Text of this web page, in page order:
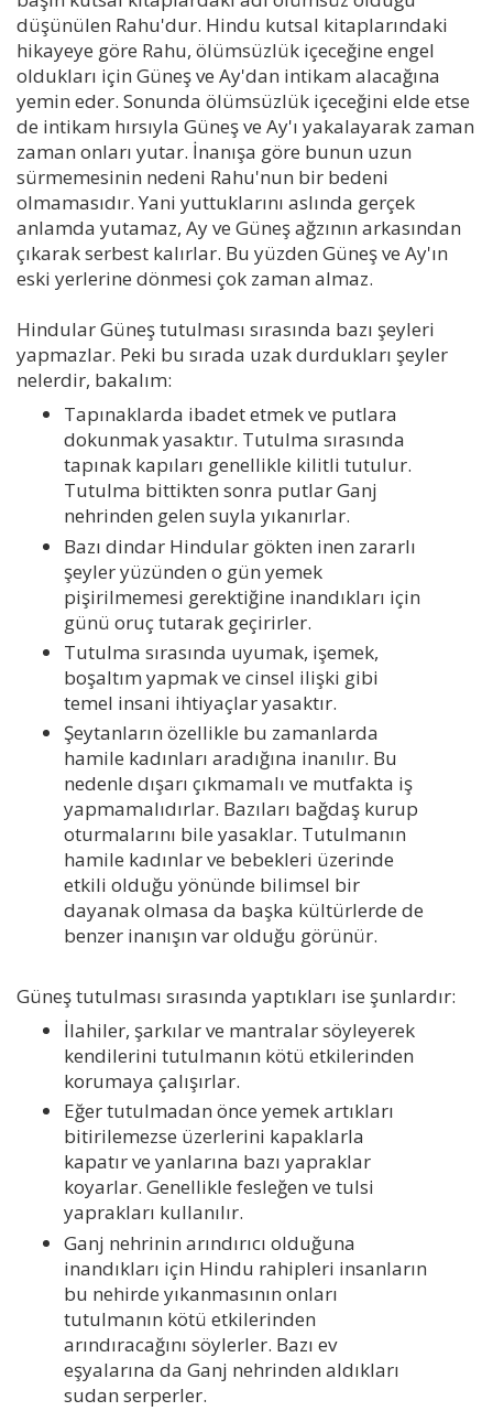
düşünülen Rahu'dur. Hindu kutsal kitaplarındaki
hikayeye göre Rahu, ölümsüzlük içeceğine engel
oldukları için Güneş ve Ay'dan intikam alacağına
yemin eder. Sonunda ölümsüzlük içeceğini elde etse
de intikam hırsıyla Güneş ve Ay'ı yakalayarak zaman
zaman onları yutar. İnanışa göre bunun uzun
sürmemesinin nedeni Rahu'nun bir bedeni
olmamasıdır. Yani yuttuklarını aslında gerçek
anlamda yutamaz, Ay ve Güneş ağzının arkasından
çıkarak serbest kalırlar. Bu yüzden Güneş ve Ay'ın
eski yerlerine dönmesi çok zaman almaz.
Hindular Güneş tutulması sırasında bazı şeyleri
yapmazlar. Peki bu sırada uzak durdukları şeyler
nelerdir, bakalım:
Tapınaklarda ibadet etmek ve putlara
dokunmak yasaktır. Tutulma sırasında
tapınak kapıları genellikle kilitli tutulur.
Tutulma bittikten sonra putlar Ganj
nehrinden gelen suyla yıkanırlar.
Bazı dindar Hindular gökten inen zararlı
şeyler yüzünden o gün yemek
pişirilmemesi gerektiğine inandıkları için
günü oruç tutarak geçirirler.
Tutulma sırasında uyumak, işemek,
boşaltım yapmak ve cinsel ilişki gibi
temel insani ihtiyaçlar yasaktır.
Şeytanların özellikle bu zamanlarda
hamile kadınları aradığına inanılır. Bu
nedenle dışarı çıkmamalı ve mutfakta iş
yapmamalıdırlar. Bazıları bağdaş kurup
oturmalarını bile yasaklar. Tutulmanın
hamile kadınlar ve bebekleri üzerinde
etkili olduğu yönünde bilimsel bir
dayanak olmasa da başka kültürlerde de
benzer inanışın var olduğu görünür.
Güneş tutulması sırasında yaptıkları ise şunlardır:
İlahiler, şarkılar ve mantralar söyleyerek
kendilerini tutulmanın kötü etkilerinden
korumaya çalışırlar.
Eğer tutulmadan önce yemek artıkları
bitirilemezse üzerlerini kapaklarla
kapatır ve yanlarına bazı yapraklar
koyarlar. Genellikle fesleğen ve tulsi
yaprakları kullanılır.
Ganj nehrinin arındırıcı olduğuna
inandıkları için Hindu rahipleri insanların
bu nehirde yıkanmasının onları
tutulmanın kötü etkilerinden
arındıracağını söylerler. Bazı ev
eşyalarına da Ganj nehrinden aldıkları
sudan serperler.